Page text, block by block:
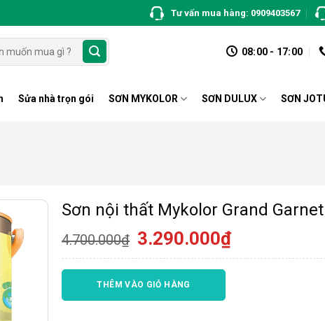
Tư vấn mua hàng: 0909403567
08:00 - 17:00
Sửa nhà trọn gói SƠN MYKOLOR SƠN DULUX SƠN
Sơn nội thất Mykolor Grand
4.700.000₫ Giá
gốc
là:
4.700.000₫.
3.290.000₫Giá
tại
THÊM VÀO GIỎ HÀNG